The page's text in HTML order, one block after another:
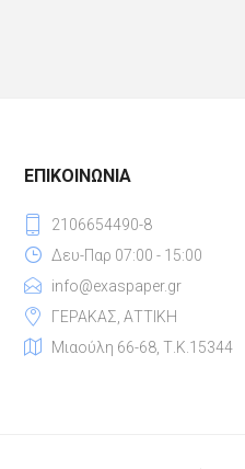
ΕΠΙΚΟΙΝΩΝΊΑ
2106654490-8
Δευ-Παρ 07:00 - 15:00
info@exaspaper.gr
ΓΕΡΑΚΑΣ, ΑΤΤΙΚΗ
Μιαούλη 66-68, Τ.Κ.15344